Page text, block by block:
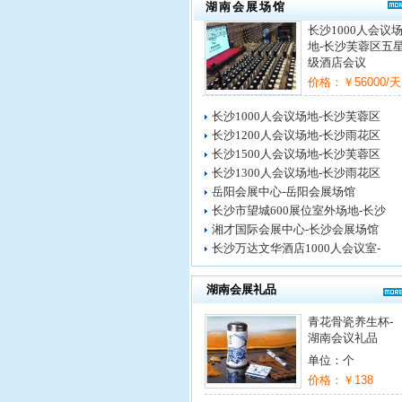
湖南会展场馆
长沙1000人会议场
地-长沙芙蓉区五
级酒店会议
价格：￥56000/天
长沙1000人会议场地-长沙芙蓉区
长沙1200人会议场地-长沙雨花区
长沙1500人会议场地-长沙芙蓉区
长沙1300人会议场地-长沙雨花区
岳阳会展中心-岳阳会展场馆
长沙市望城600展位室外场地-长沙
湘才国际会展中心-长沙会展场馆
长沙万达文华酒店1000人会议室-
湖南会展礼品
青花骨瓷养生杯-
湖南会议礼品
单位：个
价格：￥138